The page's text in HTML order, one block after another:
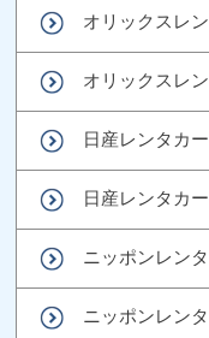
オリックスレ
オリックスレ
日産レンタカ
日産レンタカ
ニッポンレン
ニッポンレン